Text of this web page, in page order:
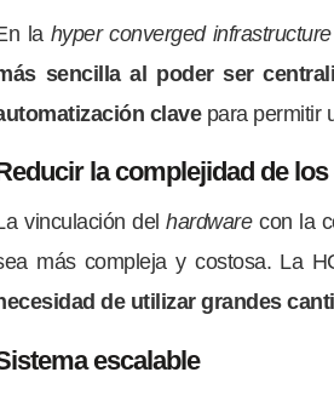
la hyper converged infrastructure
sencilla al poder ser
clavepara permitir
la complejidad de
vinculación delhardwarecon la
más compleja y costosa. La
de utilizar grandes
escalable